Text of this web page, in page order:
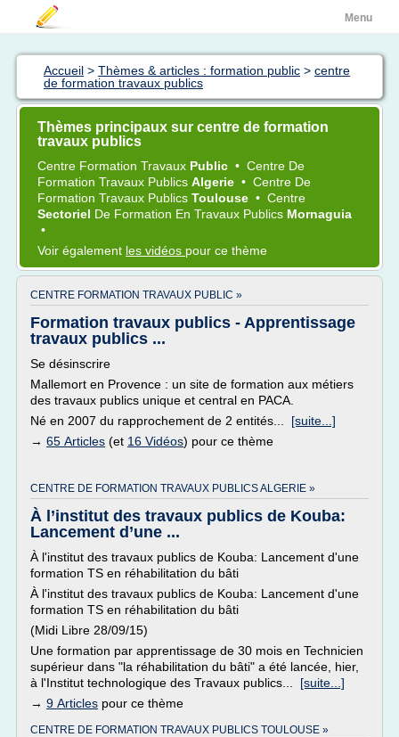
Menu
Accueil > Thèmes & articles : formation public > centre
de formation travaux publics
Thèmes principaux sur centre de formation
travaux publics
Centre Formation Travaux Public • Centre De
Formation Travaux Publics Algerie • Centre De
Formation Travaux Publics Toulouse • Centre
Sectoriel De Formation En Travaux Publics Mornaguia
•
Voir également les vidéos pour ce thème
CENTRE FORMATION TRAVAUX PUBLIC »
Formation travaux publics - Apprentissage
travaux publics ...
Se désinscrire
Mallemort en Provence : un site de formation aux métiers
des travaux publics unique et central en PACA.
Né en 2007 du rapprochement de 2 entités... [suite...]
→ 65 Articles (et 16 Vidéos) pour ce thème
CENTRE DE FORMATION TRAVAUX PUBLICS ALGERIE »
À l’institut des travaux publics de Kouba:
Lancement d’une ...
À l'institut des travaux publics de Kouba: Lancement d'une
formation TS en réhabilitation du bâti
À l'institut des travaux publics de Kouba: Lancement d'une
formation TS en réhabilitation du bâti
(Midi Libre 28/09/15)
Une formation par apprentissage de 30 mois en Technicien
supérieur dans "la réhabilitation du bâti" a été lancée, hier,
à l'Institut technologique des Travaux publics... [suite...]
→ 9 Articles pour ce thème
CENTRE DE FORMATION TRAVAUX PUBLICS TOULOUSE »